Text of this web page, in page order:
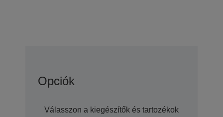
Opciók
Válasszon a kiegészítők és tartozékok